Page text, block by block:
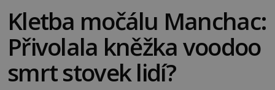
Kletba močálu Manchac:
Přivolala kněžka voodoo
smrt stovek lidí?